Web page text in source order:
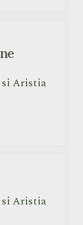
si Aristia
si Aristia